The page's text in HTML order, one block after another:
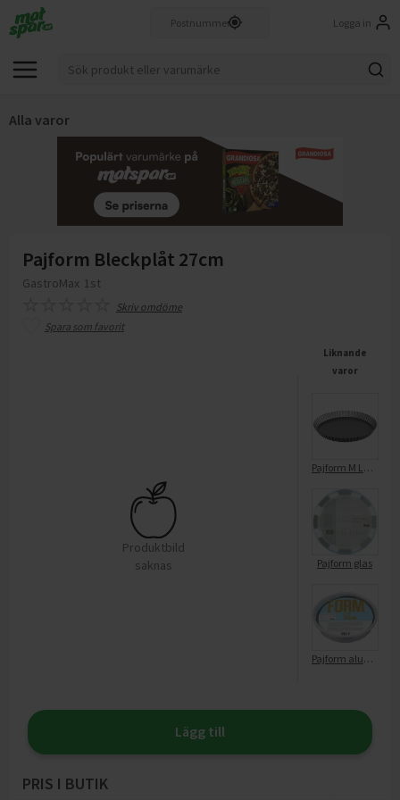
Logga in
Alla varor
Pajform Bleckplåt 27cm
GastroMax 1st
Skriv omdöme
Spara som favorit
Produktbild
saknas
Liknande
varor
Pajform M Löstagbar Botten
Pajform glas
Pajform aluminium 1350ml
Lägg till
PRIS I BUTIK